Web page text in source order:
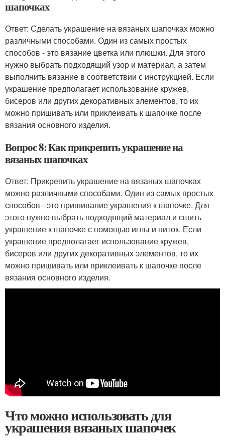
шапочках
Ответ: Сделать украшение на вязаных шапочках можно
различными способами. Один из самых простых
способов - это вязание цветка или плюшки. Для этого
нужно выбрать подходящий узор и материал, а затем
выполнить вязание в соответствии с инструкцией. Если
украшение предполагает использование кружев,
бисеров или других декоративных элементов, то их
можно пришивать или приклеивать к шапочке после
вязания основного изделия.
Вопрос 8: Как прикрепить украшение на
вязаных шапочках
Ответ: Прикрепить украшение на вязаных шапочках
можно различными способами. Один из самых простых
способов - это пришивание украшения к шапочке. Для
этого нужно выбрать подходящий материал и сшить
украшение к шапочке с помощью иглы и ниток. Если
украшение предполагает использование кружев,
бисеров или других декоративных элементов, то их
можно пришивать или приклеивать к шапочке после
вязания основного изделия.
Что можно использовать для
украшения вязаных шапочек